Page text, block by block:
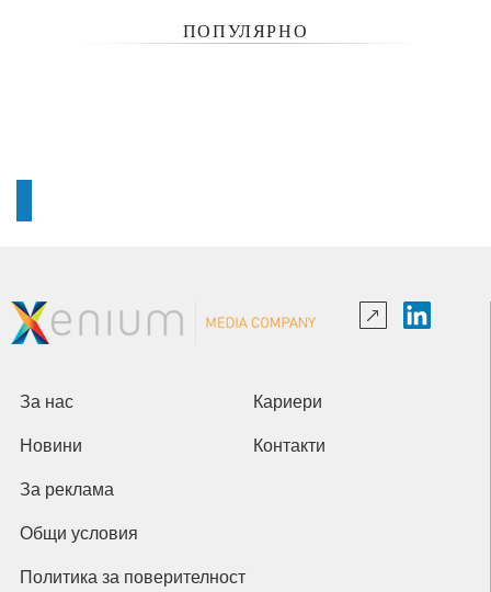
ПОПУЛЯРНО
За нас Кариери
Новини Контакти
За реклама
Общи условия
Политика за поверителност